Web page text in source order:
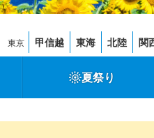
東京 甲信越 東海 北陸 関
夏祭り